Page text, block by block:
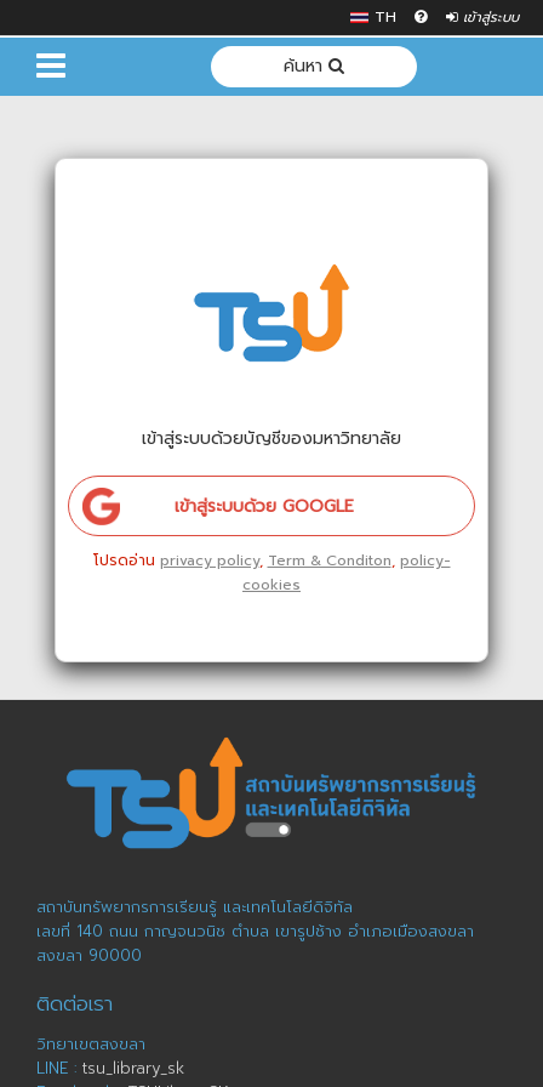
TH เข้าสู่ระบบ
ค้นหา
เข้าสู่ระบบด้วยบัญชีของมหาวิทยาลัย
เข้าสู่ระบบด้วย GOOGLE
โปรดอ่าน privacy policy, Term & Conditon, policy-
cookies
สถาบันทรัพยากรการเรียนรู้ และเทคโนโลยีดิจิทัล
เลขที่ 140 ถนน กาญจนวนิช ตำบล เขารูปช้าง อำเภอเมืองสงขลา
สงขลา 90000
ติดต่อเรา
วิทยาเขตสงขลา
LINE : tsu_library_sk